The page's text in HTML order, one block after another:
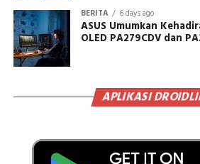
BERITA 6 days ago
ASUS Umumkan
OLED PA279CDV dan
APLIKASI